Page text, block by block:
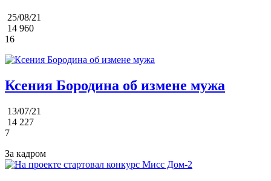
25/08/21
14 960
16
Ксения Бородина об измене мужа
13/07/21
14 227
7
За кадром